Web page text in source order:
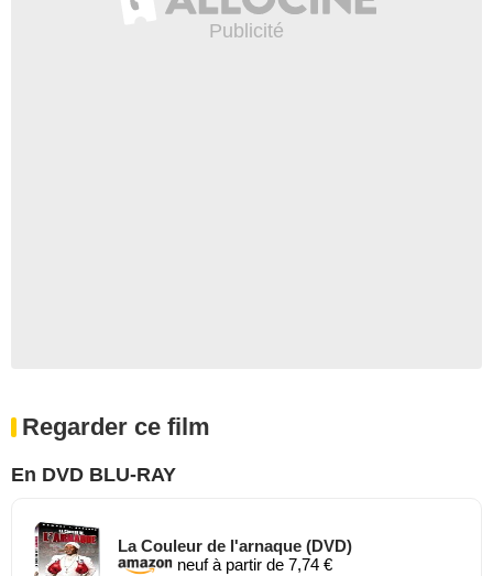
Regarder ce film
En DVD BLU-RAY
La Couleur de l'arnaque (DVD)
neuf à partir de 7,74 €